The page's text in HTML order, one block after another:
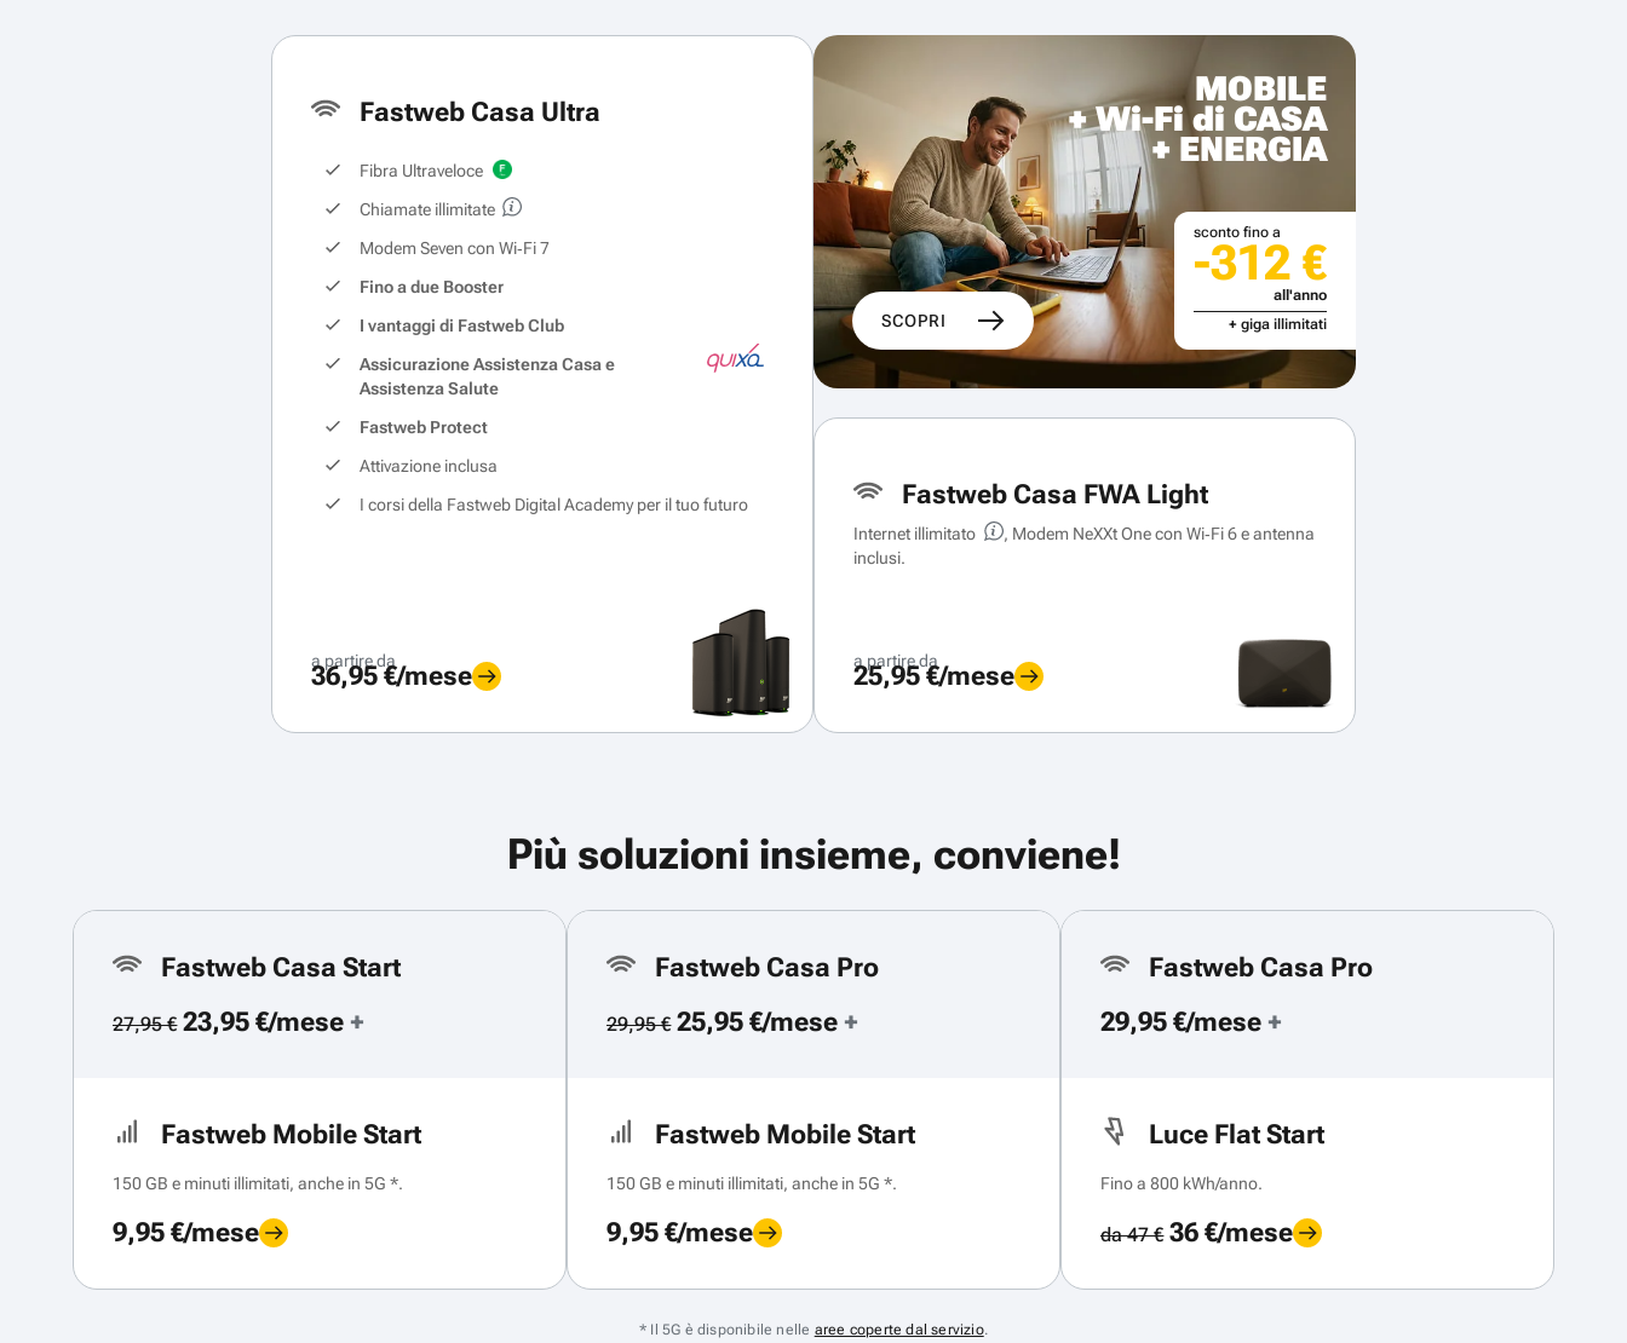
Fastweb Casa Ultra
Fibra Ultraveloce
Chiamate illimitate
Modem Seven con Wi‑Fi 7
Fino a due Booster
I vantaggi di Fastweb Club
Assicurazione Assistenza Casa e
Assistenza Salute
Fastweb Protect
Attivazione inclusa
I corsi della Fastweb Digital Academy per il tuo futuro
a partire da
36,95 €/mese
MOBILE
+ Wi-Fi di CASA
+ ENERGIA
SCOPRI
sconto fino a
-312 €
all'anno
+ giga illimitati
Fastweb Casa FWA Light
Internet illimitato
, Modem NeXXt One con Wi‑Fi 6 e antenna
inclusi.
a partire da
25,95 €/mese
Più soluzioni insieme, conviene!
Fastweb Casa Start
27,95 €23,95 €/mese +
Fastweb Mobile Start
150 GB e minuti illimitati, anche in 5G *.
9,95 €/mese
Fastweb Casa Pro
29,95 €25,95 €/mese +
Fastweb Mobile Start
150 GB e minuti illimitati, anche in 5G *.
9,95 €/mese
Fastweb Casa Pro
29,95 €/mese +
Luce Flat Start
Fino a 800 kWh/anno.
da 47 €36 €/mese
* Il 5G è disponibile nelle aree coperte dal servizio.